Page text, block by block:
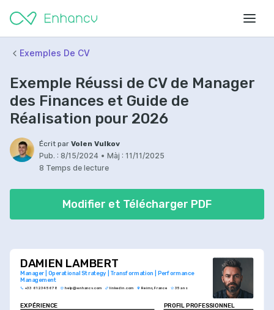
Exemples De CV
Exemple Réussi de CV de Manager
des Finances et Guide de
Réalisation pour 2026
Écrit par Volen Vulkov
Pub. : 8/15/2024 • Màj : 11/11/2025
8 Temps de lecture
Modifier et Télécharger PDF
DAMIEN LAMBERT
Manager | Operational Strategy | Transformation | Performance
Management
+33 6 12 34 56 78 help@enhancv.com linkedin.com Reims, France 35 ans
EXPÉRIENCE PROFIL PROFESSIONNEL